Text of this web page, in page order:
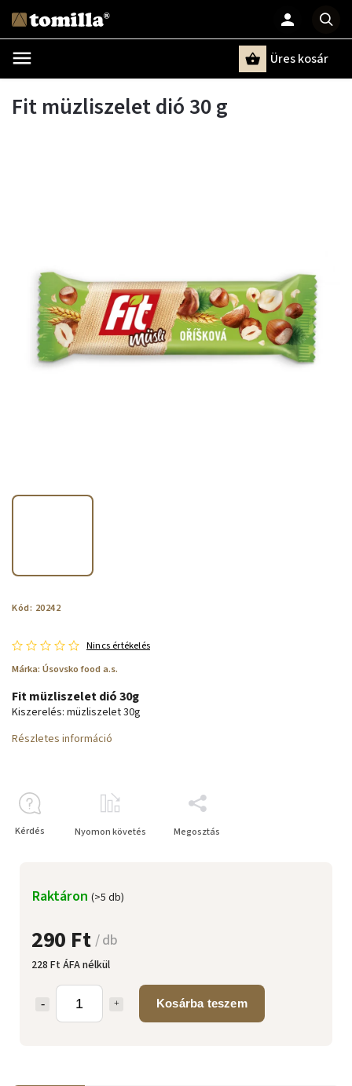
Üres kosár
Fit müzliszelet dió 30 g
Kód: 20242
Nincs értékelés
Márka: Úsovsko food a.s.
290 Ft / db
228 Ft ÁFA nélkül
Kosárba teszem
Raktáron (>5 db)
Fit müzliszelet dió 30g
Kiszerelés: müzliszelet 30g
Részletes információ
Kérdés Nyomon követés Megosztás